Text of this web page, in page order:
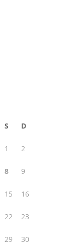
S D
1 2
8 9
15 16
22 23
29 30